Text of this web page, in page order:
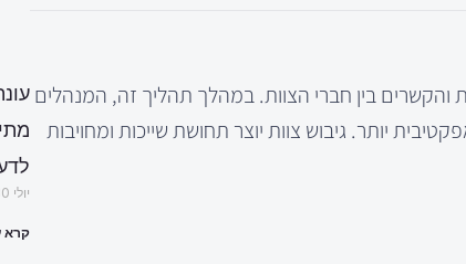
והקשרים בין חברי הצוות. במהלך תהליך זה, המנהלים
יותר. גיבוש צוות יוצר תחושת שייכות ומחויבות
יולי 30, 2026
קרא